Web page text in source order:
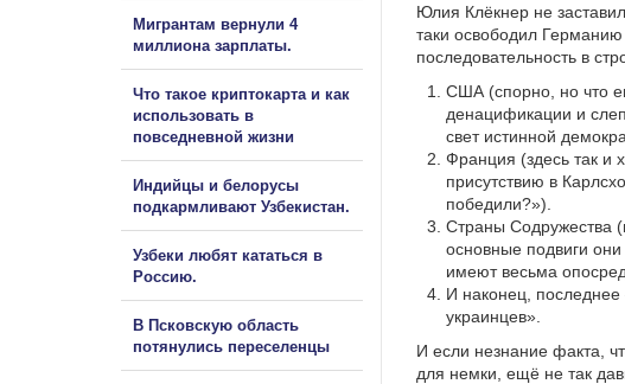
Юлия Клёкнер не
таки освободил
последовательность в
США (спорно, но что
денацификации и
свет истинной
Франция (здесь так и
присутствию в
победили?»).
Страны Содружества
основные подвиги
имеют весьма
И наконец,
украинцев».
И если незнание факта,
для немки, ещё не так
Мигрантам вернули 4
миллиона зарплаты.
Что такое криптокарта и как
использовать в
повседневной жизни
Индийцы и белорусы
подкармливают Узбекистан.
Узбеки любят кататься в
Россию.
В Псковскую область
потянулись переселенцы